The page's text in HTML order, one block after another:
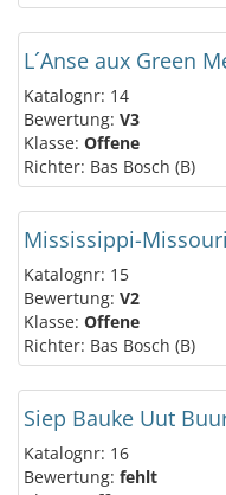
L´Anse aux Green
Katalognr: 14
Bewertung: V3
Klasse: Offene
Richter: Bas Bosch (B)
Mississippi-
Katalognr: 15
Bewertung: V2
Klasse: Offene
Richter: Bas Bosch (B)
Siep Bauke Uut
Katalognr: 16
Bewertung: fehlt